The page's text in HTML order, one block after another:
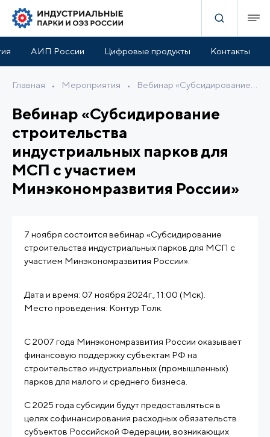
АИП России Цифровые продукты Контакты
Главная • Мероприятия •
Вебинар «Субсидирование
строительства
индустриальных парков для
МСП с участием
Минэкономразвития России»
7 ноября состоится вебинар «Субсидирование
строительства индустриальных парков для МСП с
участием Минэкономразвития России».
Дата и время: 07 ноября 2024г., 11:00 (Мск).
Место проведения: Контур Толк.
С 2007 года Минэкономразвития России оказывает
финансовую поддержку субъектам РФ на
строительство индустриальных (промышленных)
парков для малого и среднего бизнеса.
С 2025 года субсидии будут предоставляться в
целях софинансирования расходных обязательств
субъектов Российской Федерации, возникающих